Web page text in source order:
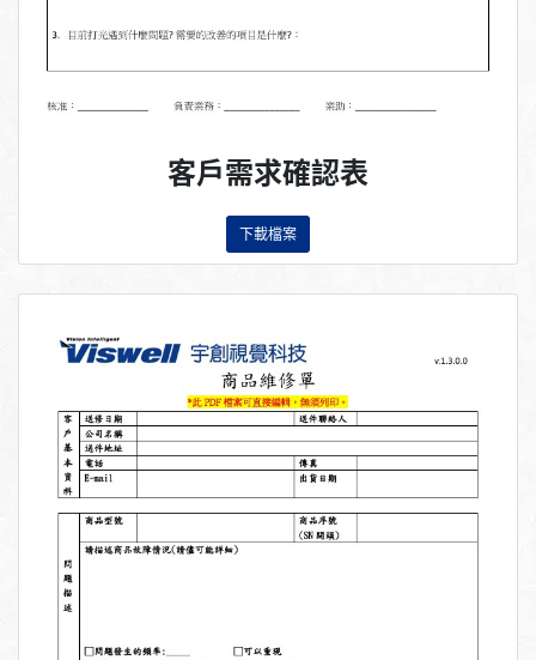
客戶需求確認表
下載檔案